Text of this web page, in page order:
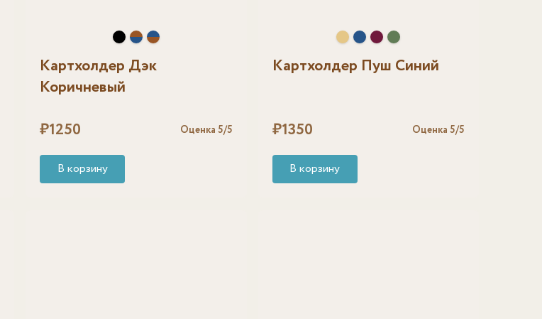
Картхолдер Дэк
Коричневый
₽1250 Оценка 5/5
В корзину
Картхолдер Пуш Синий
₽1350 Оценка 5/5
В корзину